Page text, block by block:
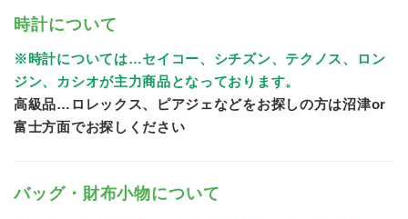
時計について
※時計については…セイコー、シチズン、テクノス、ロン
ジン、カシオが主力商品となっております。
高級品…ロレックス、ピアジェなどをお探しの方は沼津or
富士方面でお探しください
バッグ・財布小物について